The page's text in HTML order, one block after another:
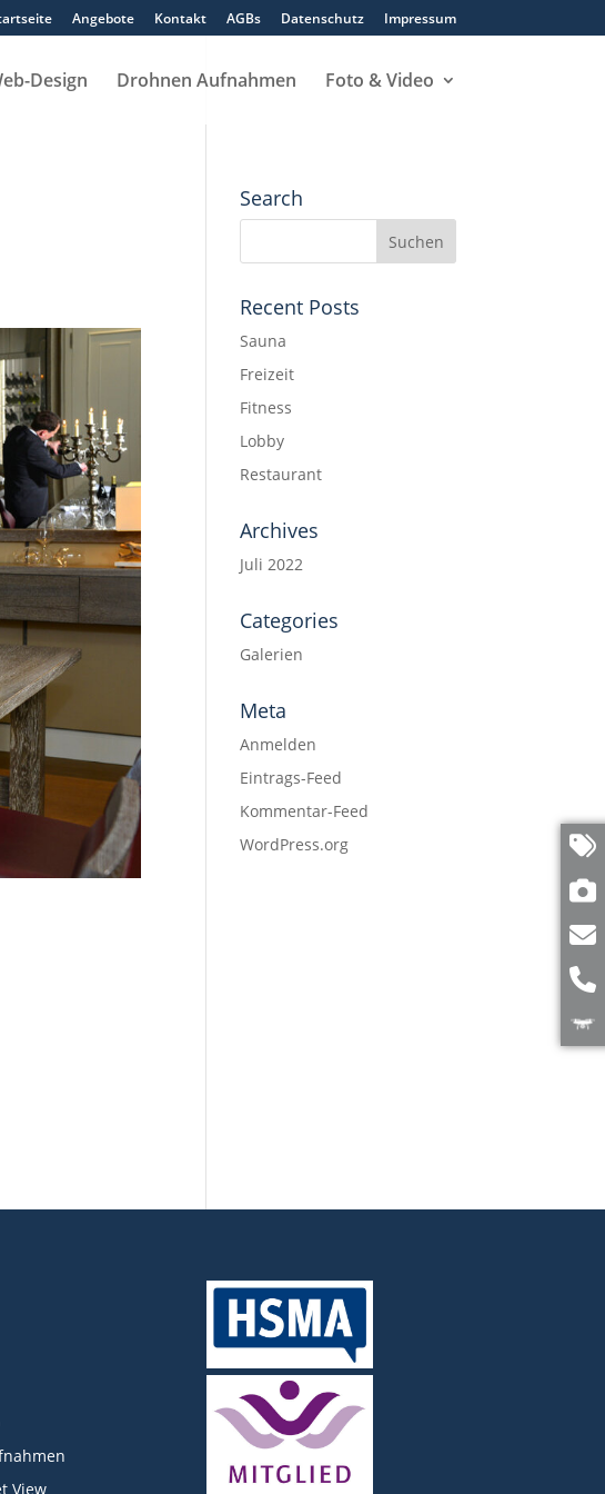
Angebote Kontakt AGBs Datenschutz Impressum
Design Drohnen Aufnahmen Foto & Video
Search
Recent Posts
Sauna
Freizeit
Fitness
Lobby
Restaurant
Archives
Juli 2022
Categories
Galerien
Meta
Anmelden
Eintrags-Feed
Kommentar-Feed
WordPress.org
View